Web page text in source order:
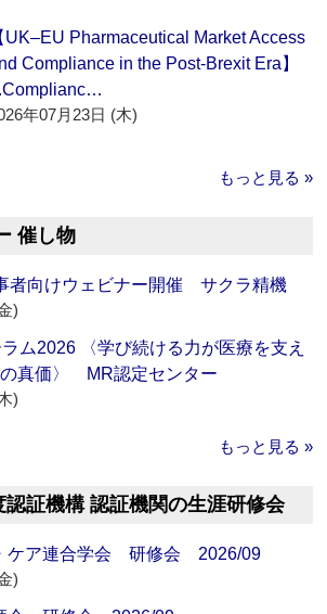
UK–EU Pharmaceutical Market Access
Compliance in the Post-Brexit Era】
年07月23日 (木)
もっと見る »
催し物
者向けウェビナー開催 サクラ精機
)
ム2026 〈学び続ける力が医療を支え
真価〉 MR認定センター
)
もっと見る »
認証機構 認証機関の生涯研修会
ケア連合学会 研修会 2026/09
)